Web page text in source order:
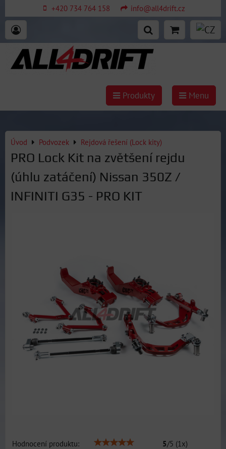
+420 734 764 158 info@all4drift.cz
Produkty Menu
Úvod Podvozek Rejdová řešení (Lock kity)
PRO Lock Kit na zvětšení rejdu
(úhlu zatáčení) Nissan 350Z /
INFINITI G35 - PRO KIT
Hodnocení produktu: 5/5 (1x)